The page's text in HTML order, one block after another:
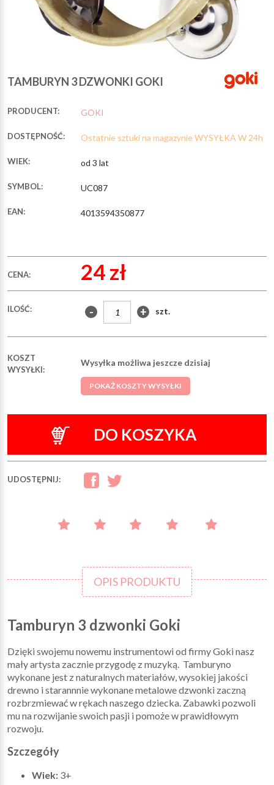
TAMBURYN 3 DZWONKI GOKI
PRODUCENT: GOKI
DOSTĘPNOŚĆ: Ostatnie sztuki na magazynie WYSYŁKA W 24h
WIEK: od 3 lat
SYMBOL: UC087
EAN: 4013594350877
CENA: 24 zł
ILOŚĆ: - + szt.
KOSZT
WYSYŁKI:
Wysyłka możliwa jeszcze dzisiaj
POKAŻ KOSZTY WYSYŁKI
DO KOSZYKA
UDOSTĘPNIJ:
OPIS PRODUKTU
Tamburyn 3 dzwonki Goki
Dzięki swojemu nowemu instrumentowi od firmy Goki nasz
mały artysta zacznie przygodę z muzyką. Tamburyno
wykonane jest z naturalnych materiałów, wysokiej jakości
drewno i starannnie wykonane metalowe dzwonki zaczną
rozbrzmiewać w rękach naszego dziecka. Zabawki pozwoli
mu na rozwijanie swoich pasji i pomoże w prawidłowym
rozwoju.
Szczegóły
Wiek: 3+